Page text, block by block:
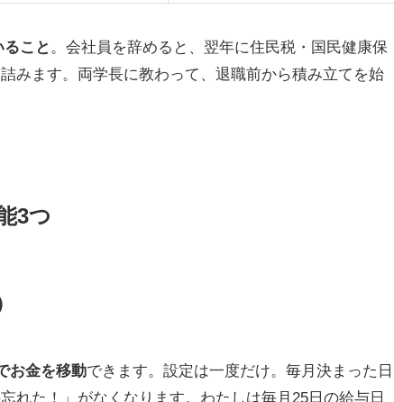
ること 。会社員を辞めると、翌年に住民税・国民健康保
みます。両学長に教わって、退職前から積み立てを始
3つ
お金を移動できます。設定は一度だけ。毎月決まった日
れた！」がなくなります。わたしは毎月25日の給与日